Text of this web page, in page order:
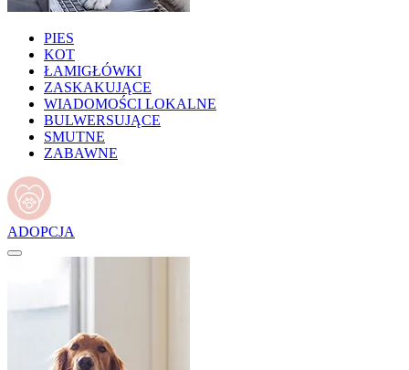
PIES
KOT
ŁAMIGŁÓWKI
ZASKAKUJĄCE
WIADOMOŚCI LOKALNE
BULWERSUJĄCE
SMUTNE
ZABAWNE
ADOPCJA